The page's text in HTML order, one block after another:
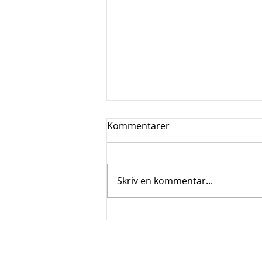
KULTURMILJØ:
Kommentarer
Skriv en kommentar...